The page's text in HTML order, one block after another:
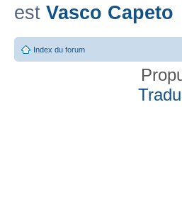
est Vasco Capeto
Index du forum